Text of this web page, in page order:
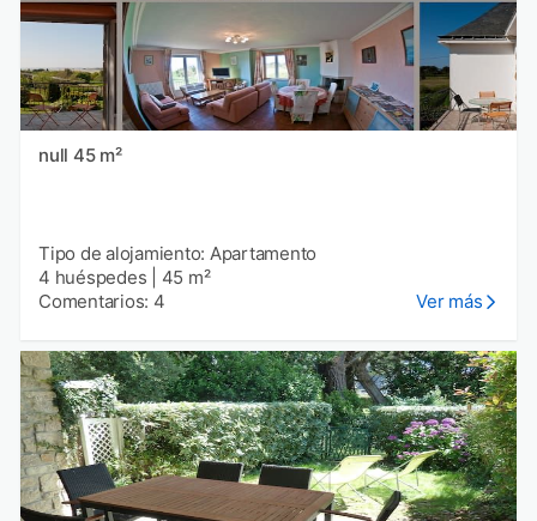
null 45 m²
Tipo de alojamiento: Apartamento
4 huéspedes
45 m²
Comentarios: 4
Ver más